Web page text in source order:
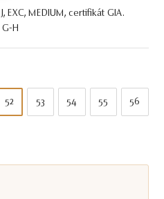
J, EXC, MEDIUM, certifikát GIA.
G-H
52 53 54 55 56